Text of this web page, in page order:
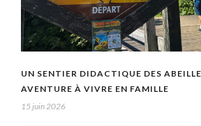
UN SENTIER DIDACTIQUE DES
AVENTURE À VIVRE EN FAMILLE
15 juin 2026